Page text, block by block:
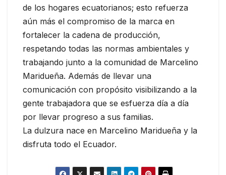
de los hogares ecuatorianos; esto refuerza
aún más el compromiso de la marca en
fortalecer la cadena de producción,
respetando todas las normas ambientales y
trabajando junto a la comunidad de Marcelino
Maridueña. Además de llevar una
comunicación con propósito visibilizando a la
gente trabajadora que se esfuerza día a día
por llevar progreso a sus familias.
La dulzura nace en Marcelino Maridueña y la
disfruta todo el Ecuador.